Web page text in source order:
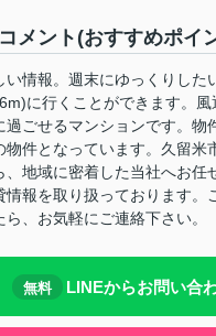
メント(おすすめポイ
い情報。週末にゆっくりした
に行くことができます。
過ごせるマンションです。物
物件となっています。久留米
地域に密着した当社へお任
情報を取り扱っております。
、お気軽にご連絡下さい。
無料 LINEからお問い合